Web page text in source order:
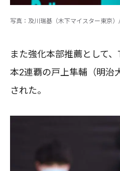
写真：及川瑞基（木下マイスター東京
また強化本部推薦として
本2連覇の戸上隼輔（明治
された。